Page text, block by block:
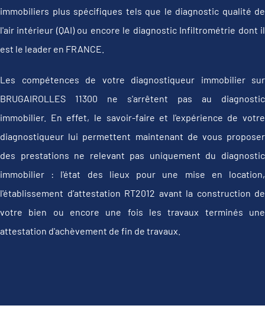
immobiliers plus spécifiques tels que le diagnostic qualité de
l'air intérieur (QAI) ou encore le diagnostic Infiltrométrie dont il
est le leader en FRANCE.
Les compétences de votre diagnostiqueur immobilier sur
BRUGAIROLLES 11300 ne s'arrêtent pas au diagnostic
immobilier. En effet, le savoir-faire et l'expérience de votre
diagnostiqueur lui permettent maintenant de vous proposer
des prestations ne relevant pas uniquement du diagnostic
immobilier : l'état des lieux pour une mise en location,
l'établissement d’attestation RT2012 avant la construction de
votre bien ou encore une fois les travaux terminés une
attestation d'achèvement de fin de travaux.